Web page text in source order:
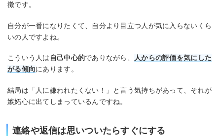
徴です。
自分が一番になりたくて、自分より目立つ人が気に入らないくら
いの人ですよね。
こういう人は 自己中心的でありながら、
人からの評価を気にした
がる傾向にあります。
結局は「人に嫌われたくない！」と言う気持ちがあって、それが
嫉妬心に出てしまっているんですね。
連絡や返信は思いついたらすぐにする